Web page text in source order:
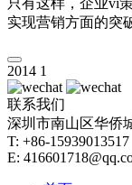
只有这样，企业vi
实现营销方面的突
2014 1
联系我们
深圳市南山区华侨
T: +86-15939013517
E: